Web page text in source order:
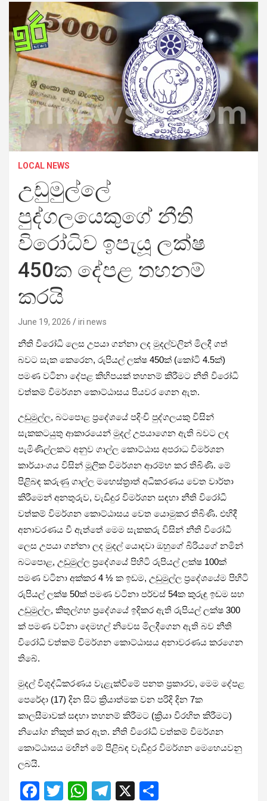
LOCAL NEWS
උඩුමුල්ලේ
පුද්ගලයෙකුගේ නීති
විරෝධිව ඉපැයූ ලක්ෂ
450ක දේපළ තහනම්
කරයි
June 19, 2026 iri news
නීති විරෝධි ලෙස උපයා ගන්නා ලද මුදල්වලින් මිලදී ගත්
බවට සැක කෙරෙන, රුපියල් ලක්ෂ 450ක් (කෝටි 4.5ක්)
පමණ වටිනා දේපළ කිහිපයක් තහනම් කිරීමට නීති විරෝධි
වත්කම් විමර්ශන කොට්ඨාසය පියවර ගෙන ඇත.
උඩුමුල්ල, බටපොළ ප්‍රදේශයේ පදිංචි පුද්ගලයකු විසින්
සැකකටයුතු ආකාරයෙන් මුදල් උපයාගෙන ඇති බවට ලද
පැමිණිල්ලකට අනුව ගාල්ල කොට්ඨාස අපරාධ විමර්ශන
කාර්යාංශය විසින් මූලික විමර්ශන ආරම්භ කර තිබිණි. මේ
පිළිබඳ කරුණු ගාල්ල මහෙස්ත්‍රාත් අධිකරණය වෙත වාර්තා
කිරීමෙන් අනතුරුව, වැඩිදුර විමර්ශන සඳහා නීති විරෝධි
වත්කම් විමර්ශන කොට්ඨාසය වෙත යොමුකර තිබිණි. එහිදී
අනාවරණය වී ඇත්තේ මෙම සැකකරු විසින් නීති විරෝධී
ලෙස උපයා ගන්නා ලද මුදල් යොදවා ඔහුගේ බිරියගේ නමින්
බටපොළ, උඩුමුල්ල ප්‍රදේශයේ පිහිටි රුපියල් ලක්ෂ 100ක්
පමණ වටිනා අක්කර 4 ½ ක ඉඩම, උඩුමුල්ල ප්‍රදේශයේම පිහිටි
රුපියල් ලක්ෂ 50ක් පමණ වටිනා පර්චස් 54ක කුරුඳු ඉඩම සහ
උඩුමුල්ල, කිතුල්ගහ ප්‍රදේශයේ ඉදිකර ඇති රුපියල් ලක්ෂ 300
ක් පමණ වටිනා දෙමහල් නිවෙස මිලදීගෙන ඇති බව නීති
විරෝධි වත්කම් විමර්ශන කොට්ඨාසය අනාවරණය කරගෙන
තිබේ.
මුදල් විශුද්ධිකරණය වැළැක්වීමේ පනත ප්‍රකාරව, මෙම දේපළ
පෙරේදා (17) දින සිට ක්‍රියාත්මක වන පරිදි දින 7ක
කාලසීමාවක් සඳහා තහනම් කිරීමට (ක්‍රියා විරහිත කිරීමට)
නියෝග නිකුත් කර ඇත. නීති විරෝධි වත්කම් විමර්ශන
කොට්ඨාසය මඟින් මේ පිළිබඳ වැඩිදුර විමර්ශන මෙහෙයවනු
ලබයි.
F
T
W T
X